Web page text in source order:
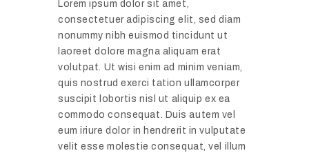
Lorem ipsum dolor sit amet,
consectetuer adipiscing elit, sed diam
nonummy nibh euismod tincidunt ut
laoreet dolore magna aliquam erat
volutpat. Ut wisi enim ad minim veniam,
quis nostrud exerci tation ullamcorper
suscipit lobortis nisl ut aliquip ex ea
commodo consequat. Duis autem vel
eum iriure dolor in hendrerit in vulputate
velit esse molestie consequat, vel illum